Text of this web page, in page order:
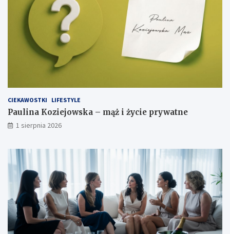
CIEKAWOSTKI LIFESTYLE
Paulina Koziejowska – mąż i życie prywatne
1 sierpnia 2026